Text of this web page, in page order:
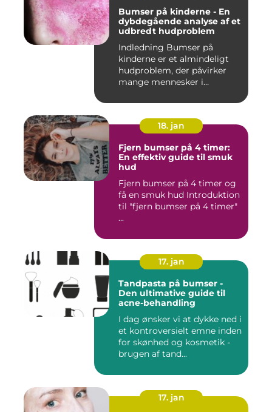
Bumser på kinderne - En
dybdegående analyse af et
udbredt hudproblem
Indledning Bumser på
kinderne er et almindeligt
hudproblem, der påvirker
mange mennesker i
18. jan
Fjern bumser på 4 timer:
En effektiv guide til smuk
hud
Fjern bumser på 4 timer og
få en smuk hud Introduktion
til "fjern bumser på 4 timer"
...
17. jan
Tandpasta på bumser -
Den ultimative guide til
acne-behandling
I dag ønsker vi at dykke ned i
et kontroversielt emne inden
for skønhed og kosmetik -
brugen af tand...
17. jan